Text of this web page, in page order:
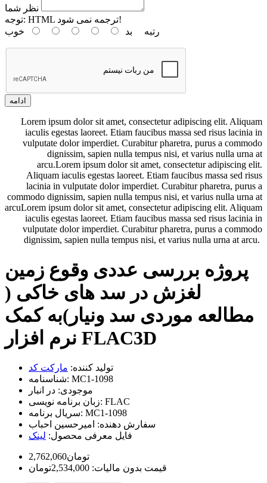
نظر شما
توجه:
HTML ترجمه نمی شود!
رتبه بد خوب
ادامه
Lorem ipsum dolor sit amet, consectetur adipiscing elit. Aliquam
iaculis egestas laoreet. Etiam faucibus massa sed risus lacinia in
vulputate dolor imperdiet. Curabitur pharetra, purus a commodo
dignissim, sapien nulla tempus nisi, et varius nulla urna at
arcu.Lorem ipsum dolor sit amet, consectetur adipiscing elit.
Aliquam iaculis egestas laoreet. Etiam faucibus massa sed risus
lacinia in vulputate dolor imperdiet. Curabitur pharetra, purus a
commodo dignissim, sapien nulla tempus nisi, et varius nulla urna at
arcuLorem ipsum dolor sit amet, consectetur adipiscing elit. Aliquam
iaculis egestas laoreet. Etiam faucibus massa sed risus lacinia in
vulputate dolor imperdiet. Curabitur pharetra, purus a commodo
dignissim, sapien nulla tempus nisi, et varius nulla urna at arcu.
پروژه بررسی عددی وقوع زمین
لغزش در سد های خاکی (
مطالعه موردی سد ونیار)به کمک
نرم افزار FLAC3D
تولید کننده: مارکت کد
شناسنامه: MC1-1098
موجودی: در انبار
زبان برنامه نویسی: FLAC
سریال برنامه: MC1-1098
سفارش دهنده: امیرحسین احباب
فایل معرفی محصول: لینک
2,762,060تومان
قیمت بدون مالیات: 2,534,000تومان